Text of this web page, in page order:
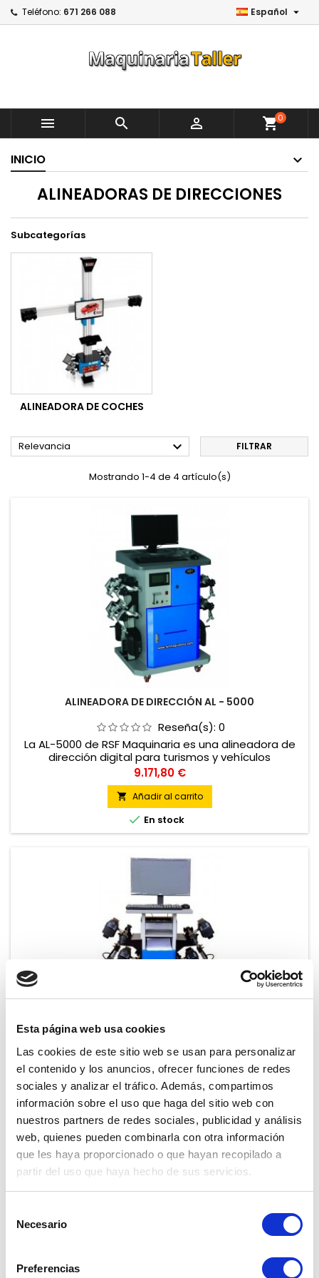
Esta página web usa cookies
Las cookies de este sitio web se usan para personalizar
el contenido y los anuncios, ofrecer funciones de redes
sociales y analizar el tráfico. Además, compartimos
información sobre el uso que haga del sitio web con
nuestros partners de redes sociales, publicidad y análisis
web, quienes pueden combinarla con otra información
que les haya proporcionado o que hayan recopilado a
partir del uso que haya hecho de sus servicios.
Necesario
Preferencias
Teléfono: 671 266 088 Español 
   shopping_cart0
INICIO
ALINEADORAS DE DIRECCIONES
Subcategorías
ALINEADORA DE COCHES
Relevancia  FILTRAR
Mostrando 1-4 de 4 artículo(s)
ALINEADORA DE DIRECCIÓN AL - 5000
Reseña(s): 0
La AL-5000 de RSF Maquinaria es una alineadora de
dirección digital para turismos y vehículos
comerciales ligeros. Una de las mejores alineadoras
del mercado. Fácil y rápida de manejar a cuenta con
un programa muy intuitivo que facilita la operación
sobre el vehículo. Normativa y homologaciones
europeas CE. * Ordenador e impresora incluidos.
Precio
9.171,80 €
 Añadir al carrito
 En stock
ALINEADORA DE DIRECCIÓN AL - 6000
Reseña(s):0
Alineadora de dirección digital para turismos,
furgoneta y camión. Fácil y rápida de usar; cuenta
con un programa muy intuitivo que facilita las
operaciones sobre el vehículo.
Precio
7.441,50 €
En stock